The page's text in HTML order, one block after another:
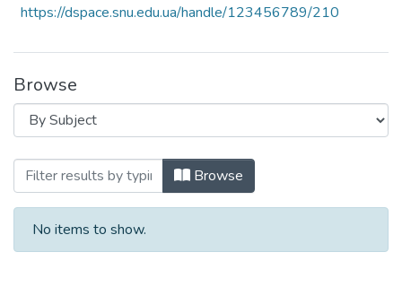
https://dspace.snu.edu.ua/handle/123456789/210
Browse
Browsing Дисертації (КФіБС) by Subject
Browse
No items to show.